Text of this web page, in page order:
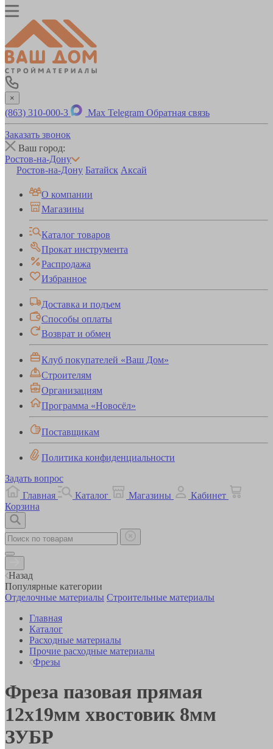
×
(863) 310-000-3 Max Telegram Обратная связь
Заказать звонок
Ваш город:
Ростов-на-Дону
Ростов-на-Дону Батайск Аксай
О компании
Магазины
Каталог товаров
Прокат инструмента
Распродажа
Избранное
Доставка и подъем
Способы оплаты
Возврат и обмен
Клуб покупателей «Ваш Дом»
Строителям
Организациям
Программа «Новосёл»
Поставщикам
Политика конфиденциальности
Задать вопрос
Главная
Каталог Магазины
Кабинет
Корзина
Назад
Популярные категории
Отделочные материалы Строительные материалы
Главная
Каталог
Расходные материалы
Прочие расходные материалы
Фрезы
Фреза пазовая прямая
12x19мм хвостовик 8мм
ЗУБР